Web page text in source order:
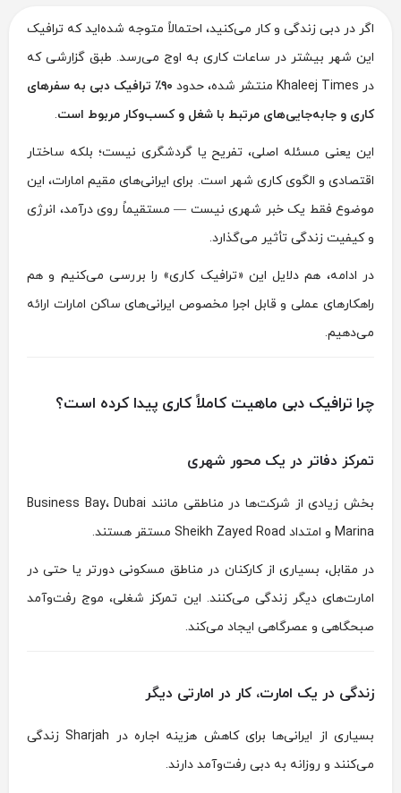
اگر در دبی زندگی و کار می‌کنید، احتمالاً متوجه شده‌اید که ترافیک
این شهر بیشتر در ساعات کاری به اوج می‌رسد. طبق گزارشی که
در Khaleej Times منتشر شده، حدود
۹۰٪ ترافیک دبی به سفرهای
کاری و جابه‌جایی‌های مرتبط با شغل و کسب‌وکار مربوط است.
این یعنی مسئله اصلی، تفریح یا گردشگری نیست؛ بلکه ساختار
اقتصادی و الگوی کاری شهر است. برای ایرانی‌های مقیم امارات، این
موضوع فقط یک خبر شهری نیست — مستقیماً روی درآمد، انرژی
و کیفیت زندگی تأثیر می‌گذارد.
در ادامه، هم دلایل این «ترافیک کاری» را بررسی می‌کنیم و هم
راهکارهای عملی و قابل اجرا مخصوص ایرانی‌های ساکن امارات ارائه
می‌دهیم.
چرا ترافیک دبی ماهیت کاملاً کاری پیدا کرده است؟
تمرکز دفاتر در یک محور شهری
بخش زیادی از شرکت‌ها در مناطقی مانند Business Bay،Dubai
Marina و امتداد Sheikh Zayed Road مستقر هستند.
در مقابل، بسیاری از کارکنان در مناطق مسکونی دورتر یا حتی در
امارت‌های دیگر زندگی می‌کنند. این تمرکز شغلی، موج رفت‌وآمد
صبحگاهی و عصرگاهی ایجاد می‌کند.
زندگی در یک امارت، کار در امارتی دیگر
بسیاری از ایرانی‌ها برای کاهش هزینه اجاره در Sharjahزندگی
می‌کنند و روزانه به دبی رفت‌وآمد دارند.